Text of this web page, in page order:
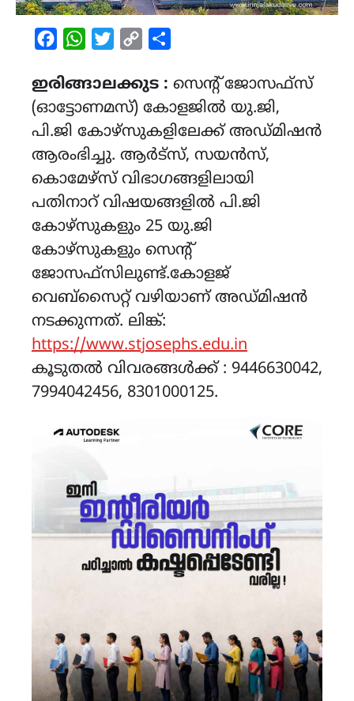
FacebookWhatsAppTwitterCopy
ഇരിങ്ങാലക്കുട : സെൻ്റ് ജോസഫ്‌സ്
(ഓട്ടോണമസ്) കോളജിൽ യു.ജി,
പി.ജി കോഴ്സുകളിലേക്ക് അഡ്‌മിഷൻ
ആരംഭിച്ചു. ആർട്സ്, സയൻസ്,
കൊമേഴ്സ് വിഭാഗങ്ങളിലായി
പതിനാറ് വിഷയങ്ങളിൽ പി.ജി
കോഴ്‌സുകളും 25 യു.ജി
കോഴ്‌സുകളും സെൻ്റ്
ജോസഫ്‌സിലുണ്ട്.കോളജ്
വെബ്സൈറ്റ് വഴിയാണ് അഡ്മിഷൻ
നടക്കുന്നത്. ലിങ്ക്:
https://www.stjosephs.edu.in
കൂടുതൽ വിവരങ്ങൾക്ക് : 9446630042,
7994042456, 8301000125.